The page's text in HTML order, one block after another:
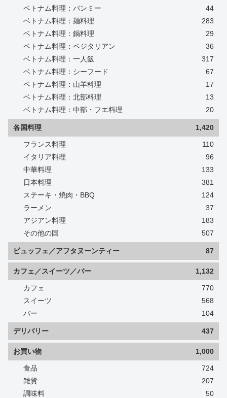
ベトナム料理：バンミー
44
ベトナム料理：麺料理
283
ベトナム料理：鍋料理
29
ベトナム料理：ベジタリアン
36
ベトナム料理：一人飯
317
ベトナム料理：シーフード
67
ベトナム料理：山羊料理
17
ベトナム料理：北部料理
13
ベトナム料理：中部・フエ料理
20
各国料理 1,420
フランス料理
110
イタリア料理
96
中華料理
133
日本料理
381
ステーキ・焼肉・BBQ
124
ラーメン
37
アジアン料理
183
その他の国
507
ビュッフェ／アフタヌーンティー 87
カフェ／スイーツ／バー 1,132
カフェ
770
スイーツ
568
バー
104
デリバリー 437
お買い物 1,000
食品
724
雑貨
207
調味料
50